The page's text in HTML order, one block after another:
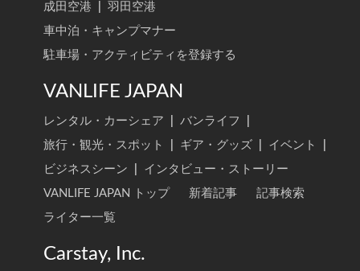
成田空港
羽田空港
車中泊・キャンプマナー
駐車場・アクティビティを登録する
VANLIFE JAPAN
レンタル・カーシェア バンライフ
旅行・観光・スポット
ギア・グッズ イベント
ビジネスシーン
インタビュー・ストーリー
VANLIFE JAPAN トップ
新着記事
記事検索
ライター一覧
Carstay, Inc.